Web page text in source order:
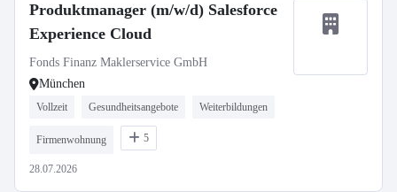
Produktmanager (m/w/d) Salesforce
Experience Cloud
Fonds Finanz Maklerservice GmbH
München
Vollzeit Gesundheitsangebote Weiterbildungen
Firmenwohnung 5
28.07.2026